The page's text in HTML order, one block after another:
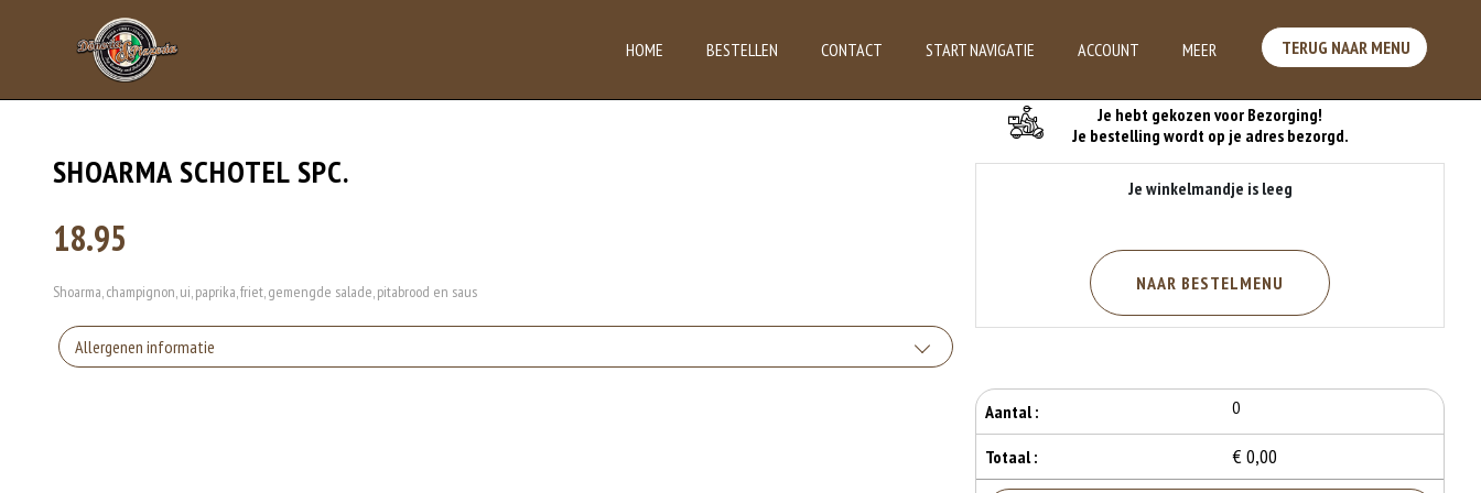
HOME BESTELLEN CONTACT START NAVIGATIE ACCOUNT MEER TERUG NAAR MENU
SHOARMA SCHOTEL SPC.
18.95
Shoarma, champignon, ui, paprika, friet, gemengde salade, pitabrood en saus
Allergenen informatie
Je hebt gekozen voor Bezorging!
Je bestelling wordt op je adres bezorgd.
Je winkelmandje is leeg
NAAR BESTELMENU
Aantal : 0
Totaal : € 0,00
Je Bestelling